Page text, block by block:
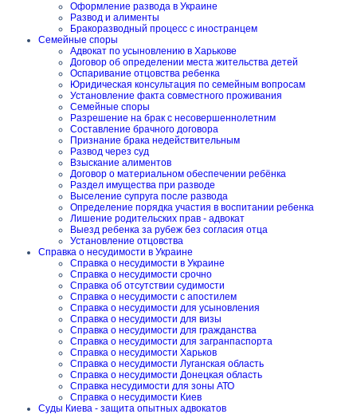
Оформление развода в Украине
Развод и алименты
Бракоразводный процесс с иностранцем
Семейные споры
Адвокат по усыновлению в Харькове
Договор об определении места жительства детей
Оспаривание отцовства ребенка
Юридическая консультация по семейным вопросам
Установление факта совместного проживания
Семейные споры
Разрешение на брак с несовершеннолетним
Составление брачного договора
Признание брака недействительным
Развод через суд
Взыскание алиментов
Договор о материальном обеспечении ребёнка
Раздел имущества при разводе
Выселение супруга после развода
Определение порядка участия в воспитании ребенка
Лишение родительских прав - адвокат
Выезд ребенка за рубеж без согласия отца
Установление отцовства
Справка о несудимости в Украине
Справка о несудимости в Украине
Справка о несудимости срочно
Справка об отсутствии судимости
Справка о несудимости с апостилем
Справка о несудимости для усыновления
Справка о несудимости для визы
Справка о несудимости для гражданства
Справка о несудимости для загранпаспорта
Справка о несудимости Харьков
Справка о несудимости Луганская область
Справка о несудимости Донецкая область
Справка несудимости для зоны АТО
Справка о несудимости Киев
Суды Киева - защита опытных адвокатов